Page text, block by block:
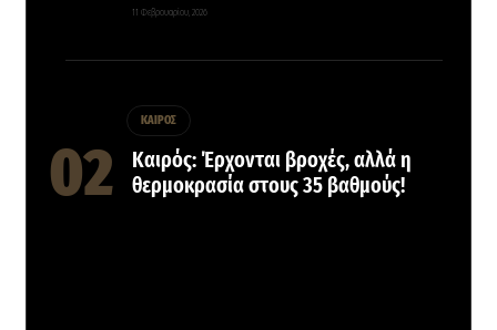
11 Φεβρουαρίου, 2026
ΚΑΙΡΟΣ
Καιρός: Έρχονται βροχές, αλλά η
θερμοκρασία στους 35 βαθμούς!